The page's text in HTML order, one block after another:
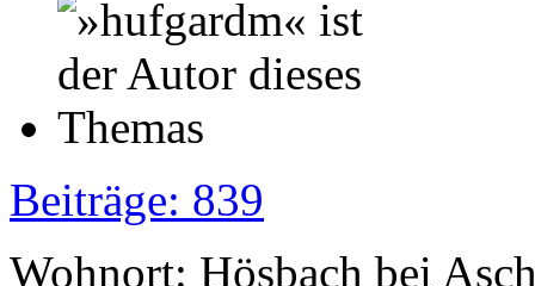
Beiträge: 839
Wohnort: Hösbach bei